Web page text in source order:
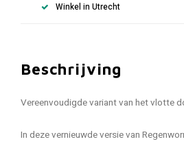
Winkel in Utrecht
Beschrijving
Vereenvoudigde variant van het vlotte
In deze vernieuwde versie van